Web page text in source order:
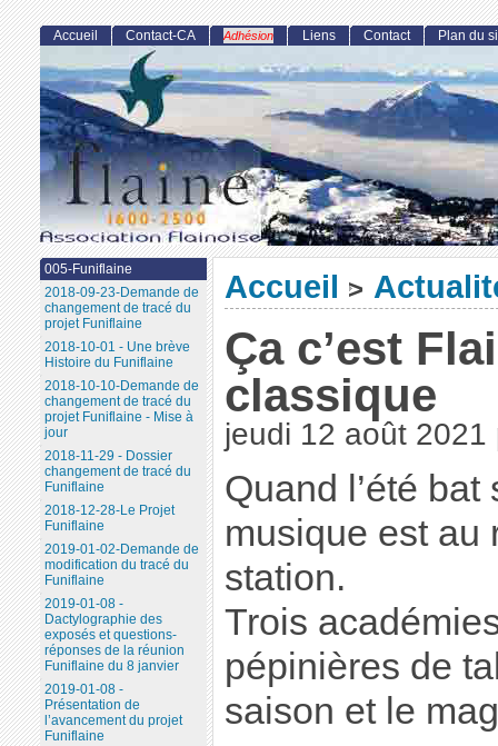
Accueil >
Ça c’est
classique
jeudi 12 août 2021
Quand l’été
musique est au
station.
Trois
pépinières de
saison et le
Accueil Contact-CA Adhésion Liens Contact Plan du
005-Funiflaine
2018-09-23-Demande de
changement de tracé du
projet Funiflaine
2018-10-01 - Une brève
Histoire du Funiflaine
2018-10-10-Demande de
changement de tracé du
projet Funiflaine - Mise à
jour
2018-11-29 - Dossier
changement de tracé du
Funiflaine
2018-12-28-Le Projet
Funiflaine
2019-01-02-Demande de
modification du tracé du
Funiflaine
2019-01-08 -
Dactylographie des
exposés et questions-
réponses de la réunion
Funiflaine du 8 janvier
2019-01-08 -
Présentation de
l’avancement du projet
Funiflaine